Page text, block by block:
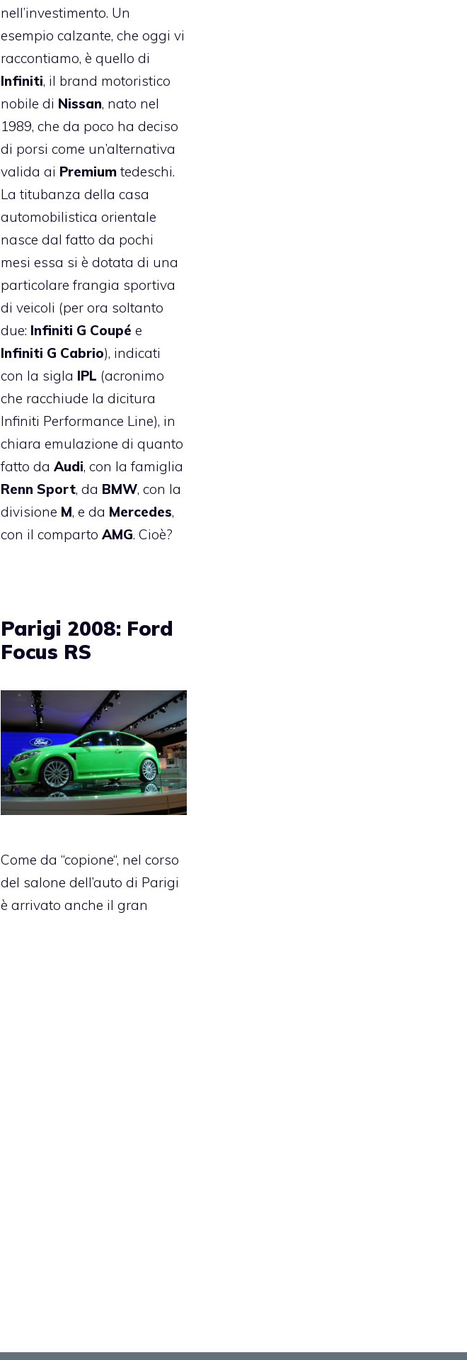
nell’investimento. Un
esempio calzante, che oggi vi
raccontiamo, è quello di
Infiniti, il brand motoristico
nobile di Nissan, nato nel
1989, che da poco ha deciso
di porsi come un’alternativa
valida ai Premium tedeschi.
La titubanza della casa
automobilistica orientale
nasce dal fatto da pochi
mesi essa si è dotata di una
particolare frangia sportiva
di veicoli (per ora soltanto
due: Infiniti G Coupé e
Infiniti G Cabrio), indicati
con la sigla IPL (acronimo
che racchiude la dicitura
Infiniti Performance Line), in
chiara emulazione di quanto
fatto daAudi, con la famiglia
Renn Sport, da BMW, con la
divisione M, e da Mercedes,
con il compartoAMG. Cioè?
Parigi 2008: Ford
Focus RS
Come da “copione“, nel corso
del salone dell’auto di Parigi
è arrivato anche il gran